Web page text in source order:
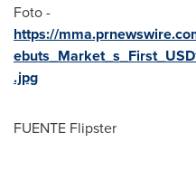
Foto -
https://
.jpg
FUENTE Flipster